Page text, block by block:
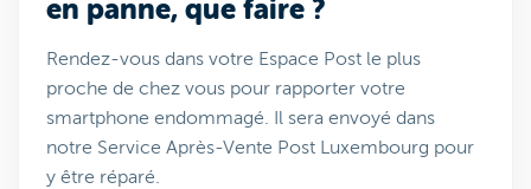
en panne, que faire ?
Rendez-vous dans votre Espace Post le plus
proche de chez vous pour rapporter votre
smartphone endommagé. Il sera envoyé dans
notre Service Après-Vente Post Luxembourg pour
y être réparé.